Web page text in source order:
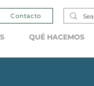
Contacto
QUÉ HACEMOS